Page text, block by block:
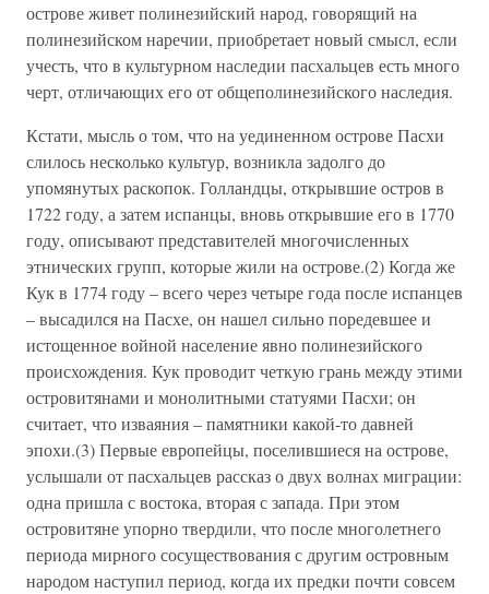
острове живет полинезийский народ, говорящий на
полинезийском наречии, приобретает новый смысл, если
учесть, что в культурном наследии пасхальцев есть много
черт, отличающих его от общеполинезийского наследия.
Кстати, мысль о том, что на уединенном острове Пасхи
слилось несколько культур, возникла задолго до
упомянутых раскопок. Голландцы, открывшие остров в
1722 году, а затем испанцы, вновь открывшие его в 1770
году, описывают представителей многочисленных
этнических групп, которые жили на острове.(2) Когда же
Кук в 1774 году – всего через четыре года после испанцев
– высадился на Пасхе, он нашел сильно поредевшее и
истощенное войной население явно полинезийского
происхождения. Кук проводит четкую грань между этими
островитянами и монолитными статуями Пасхи; он
считает, что изваяния – памятники какой-то давней
эпохи.(3) Первые европейцы, поселившиеся на острове,
услышали от пасхальцев рассказ о двух волнах миграции:
одна пришла с востока, вторая с запада. При этом
островитяне упорно твердили, что после многолетнего
периода мирного сосуществования с другим островным
народом наступил период, когда их предки почти совсем